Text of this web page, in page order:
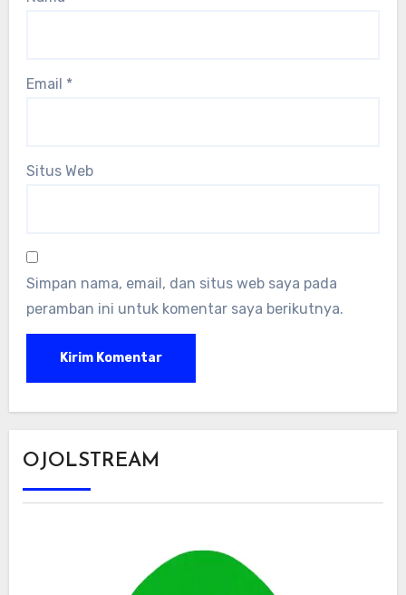
Email *
Situs Web
Simpan nama, email, dan situs web saya pada
peramban ini untuk komentar saya berikutnya.
OJOLSTREAM